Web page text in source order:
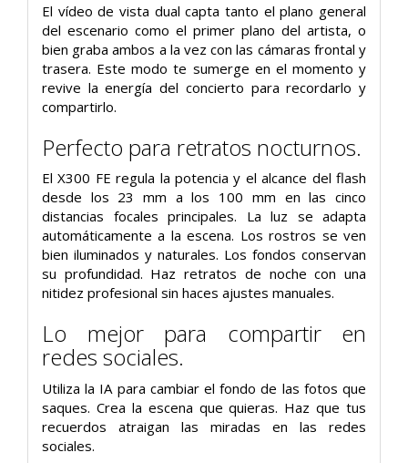
El vídeo de vista dual capta tanto el plano general
del escenario como el primer plano del artista, o
bien graba ambos a la vez con las cámaras frontal y
trasera. Este modo te sumerge en el momento y
revive la energía del concierto para recordarlo y
compartirlo.
Perfecto para retratos nocturnos.
El X300 FE regula la potencia y el alcance del flash
desde los 23 mm a los 100 mm en las cinco
distancias focales principales. La luz se adapta
automáticamente a la escena. Los rostros se ven
bien iluminados y naturales. Los fondos conservan
su profundidad. Haz retratos de noche con una
nitidez profesional sin haces ajustes manuales.
Lo mejor para compartir en
redes sociales.
Utiliza la IA para cambiar el fondo de las fotos que
saques. Crea la escena que quieras. Haz que tus
recuerdos atraigan las miradas en las redes
sociales.